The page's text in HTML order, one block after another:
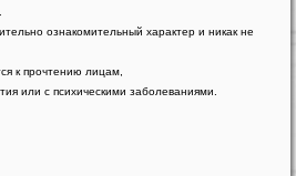
ознакомительный характер и никак не
к прочтению лицам,
или с психическими заболеваниями.